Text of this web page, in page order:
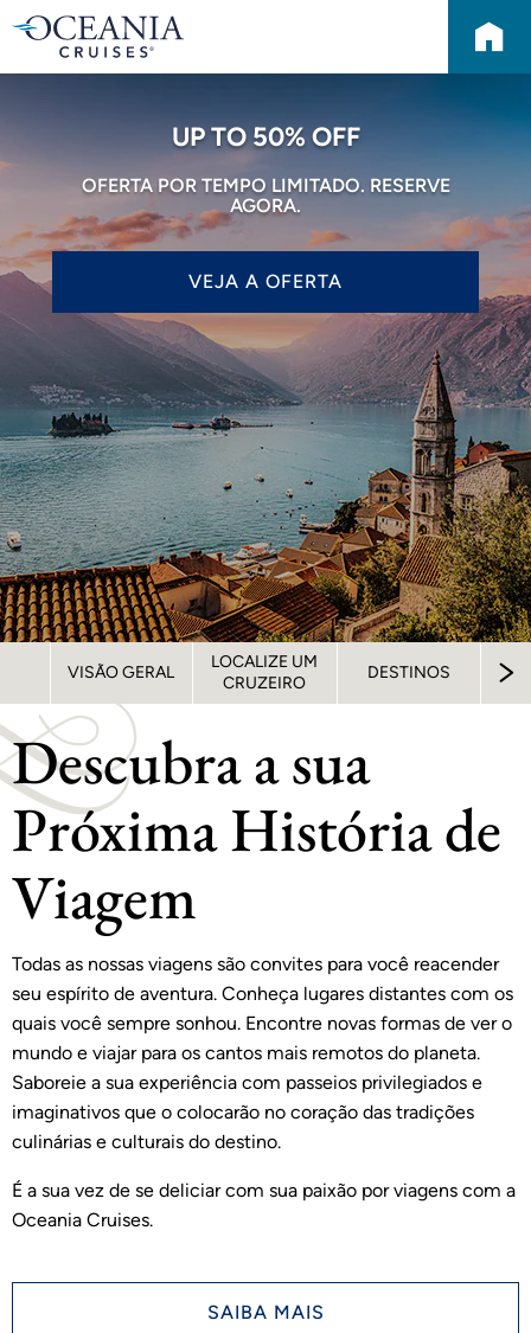
UP TO 50% OFF
OFERTA POR TEMPO LIMITADO. RESERVE
AGORA.
VEJA A OFERTA
VISÃO GERAL
LOCALIZE UM
CRUZEIRO
DESTINOS
Descubra a sua
Próxima História de
Viagem
Todas as nossas viagens são convites para você reacender
seu espírito de aventura. Conheça lugares distantes com os
quais você sempre sonhou. Encontre novas formas de ver o
mundo e viajar para os cantos mais remotos do planeta.
Saboreie a sua experiência com passeios privilegiados e
imaginativos que o colocarão no coração das tradições
culinárias e culturais do destino.
É a sua vez de se deliciar com sua paixão por viagens com a
Oceania Cruises.
SAIBA MAIS